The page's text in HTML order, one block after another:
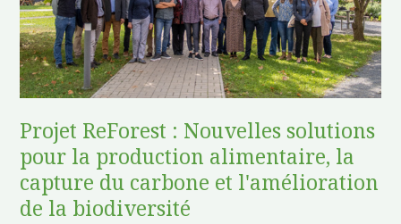
Projet ReForest : Nouvelles solutions
pour la production alimentaire, la
capture du carbone et l'amélioration
de la biodiversité
la
production
alimentaire,
la
du
carbone
et
l'amélioration